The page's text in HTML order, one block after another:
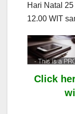
Hari Natal
12.00 WIT
Click